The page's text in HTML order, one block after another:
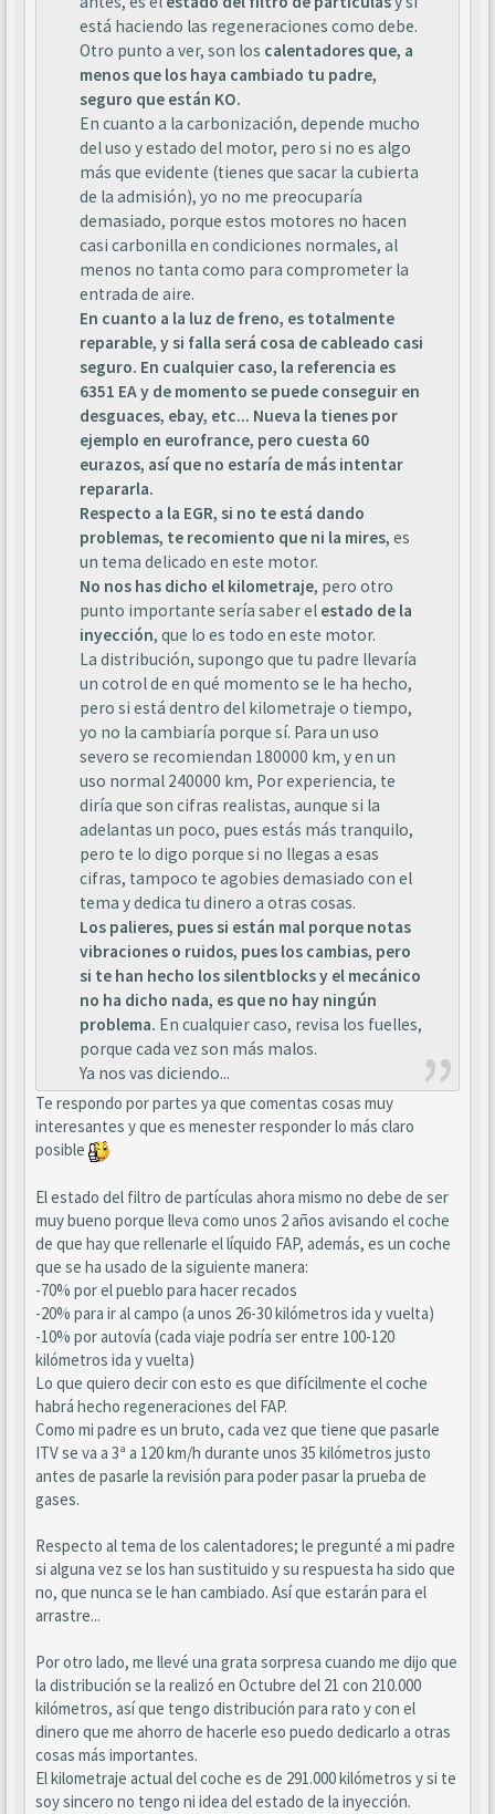
está haciendo las regeneraciones como debe.
Otro punto a ver, son los calentadores que, a
menos que los haya cambiado tu padre,
seguro que están KO.
En cuanto a la carbonización, depende mucho
del uso y estado del motor, pero si no es algo
más que evidente (tienes que sacar la cubierta
de la admisión), yo no me preocuparía
demasiado, porque estos motores no hacen
casi carbonilla en condiciones normales, al
menos no tanta como para comprometer la
entrada de aire.
En cuanto a la luz de freno, es totalmente
reparable, y si falla será cosa de cableado casi
seguro. En cualquier caso, la referencia es
6351 EA y de momento se puede conseguir en
desguaces, ebay, etc... Nueva la tienes por
ejemplo en eurofrance, pero cuesta 60
eurazos, así que no estaría de más intentar
repararla.
Respecto a la EGR, si no te está dando
problemas, te recomiento que ni la mires, es
un tema delicado en este motor.
No nos has dicho el kilometraje, pero otro
punto importante sería saber el estado de la
inyección, que lo es todo en este motor.
La distribución, supongo que tu padre llevaría
un cotrol de en qué momento se le ha hecho,
pero si está dentro del kilometraje o tiempo,
yo no la cambiaría porque sí. Para un uso
severo se recomiendan 180000 km, y en un
uso normal 240000 km, Por experiencia, te
diría que son cifras realistas, aunque si la
adelantas un poco, pues estás más tranquilo,
pero te lo digo porque si no llegas a esas
cifras, tampoco te agobies demasiado con el
tema y dedica tu dinero a otras cosas.
Los palieres, pues si están mal porque notas
vibraciones o ruidos, pues los cambias, pero
si te han hecho los silentblocks y el mecánico
no ha dicho nada, es que no hay ningún
problema. En cualquier caso, revisa los fuelles,
porque cada vez son más malos.
Ya nos vas diciendo...
Te respondo por partes ya que comentas cosas muy
interesantes y que es menester responder lo más claro
posible
El estado del filtro de partículas ahora mismo no debe de ser
muy bueno porque lleva como unos 2 años avisando el coche
de que hay que rellenarle el líquido FAP, además, es un coche
que se ha usado de la siguiente manera:
-70% por el pueblo para hacer recados
-20% para ir al campo (a unos 26-30 kilómetros ida y vuelta)
-10% por autovía (cada viaje podría ser entre 100-120
kilómetros ida y vuelta)
Lo que quiero decir con esto es que difícilmente el coche
habrá hecho regeneraciones del FAP.
Como mi padre es un bruto, cada vez que tiene que pasarle
ITV se va a 3ª a 120 km/h durante unos 35 kilómetros justo
antes de pasarle la revisión para poder pasar la prueba de
gases.
Respecto al tema de los calentadores; le pregunté a mi padre
si alguna vez se los han sustituido y su respuesta ha sido que
no, que nunca se le han cambiado. Así que estarán para el
arrastre...
Por otro lado, me llevé una grata sorpresa cuando me dijo que
la distribución se la realizó en Octubre del 21 con 210.000
kilómetros, así que tengo distribución para rato y con el
dinero que me ahorro de hacerle eso puedo dedicarlo a otras
cosas más importantes.
El kilometraje actual del coche es de 291.000 kilómetros y si te
soy sincero no tengo ni idea del estado de la inyección.